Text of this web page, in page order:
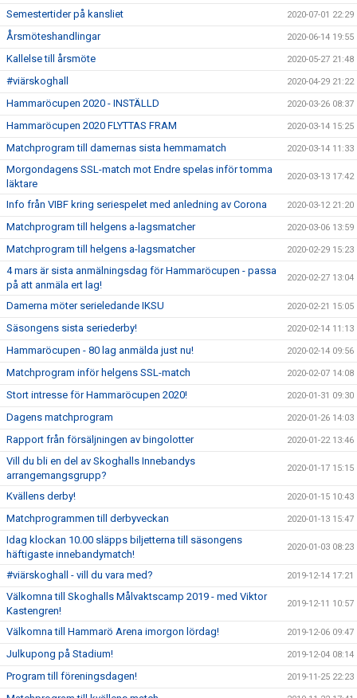
Semestertider på kansliet 2020-07-01 22:29
Årsmöteshandlingar 2020-06-14 19:55
Kallelse till årsmöte 2020-05-27 21:48
#viärskoghall 2020-04-29 21:22
Hammaröcupen 2020 - INSTÄLLD 2020-03-26 08:37
Hammaröcupen 2020 FLYTTAS FRAM 2020-03-14 15:25
Matchprogram till damernas sista hemmamatch 2020-03-14 11:33
Morgondagens SSL-match mot Endre spelas inför tomma
läktare
2020-03-13 17:42
Info från VIBF kring seriespelet med anledning av Corona 2020-03-12 21:20
Matchprogram till helgens a-lagsmatcher 2020-03-06 13:59
Matchprogram till helgens a-lagsmatcher 2020-02-29 15:23
4 mars är sista anmälningsdag för Hammaröcupen - passa
på att anmäla ert lag!
2020-02-27 13:04
Damerna möter serieledande IKSU 2020-02-21 15:05
Säsongens sista seriederby! 2020-02-14 11:13
Hammaröcupen - 80 lag anmälda just nu! 2020-02-14 09:56
Matchprogram inför helgens SSL-match 2020-02-07 14:08
Stort intresse för Hammaröcupen 2020! 2020-01-31 09:30
Dagens matchprogram 2020-01-26 14:03
Rapport från försäljningen av bingolotter 2020-01-22 13:46
Vill du bli en del av Skoghalls Innebandys
arrangemangsgrupp?
2020-01-17 15:15
Kvällens derby! 2020-01-15 10:43
Matchprogrammen till derbyveckan 2020-01-13 15:47
Idag klockan 10.00 släpps biljetterna till säsongens
häftigaste innebandymatch!
2020-01-03 08:23
#viärskoghall - vill du vara med? 2019-12-14 17:21
Välkomna till Skoghalls Målvaktscamp 2019 - med Viktor
Kastengren!
2019-12-11 10:57
Välkomna till Hammarö Arena imorgon lördag! 2019-12-06 09:47
Julkupong på Stadium! 2019-12-04 08:14
Program till föreningsdagen! 2019-11-25 22:23